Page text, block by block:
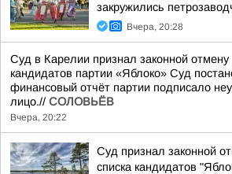
закружились
Вчера, 20:28
Суд в Карелии признал законной отмену
кандидатов партии «Яблоко» Суд
финансовый отчёт партии подписало
лицо.// СОЛОВЬЁВ
Вчера, 20:22
Суд признал законной
списка кандидатов